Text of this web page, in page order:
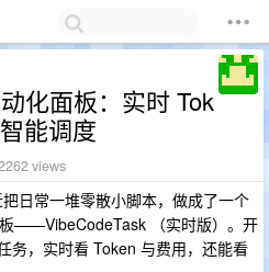
化面板：实时 Tok
能调度
views
日常一堆零散小脚本，做成了一个
板——VibeCodeTask （实时版）。开
务，实时看 Token 与费用，还能看